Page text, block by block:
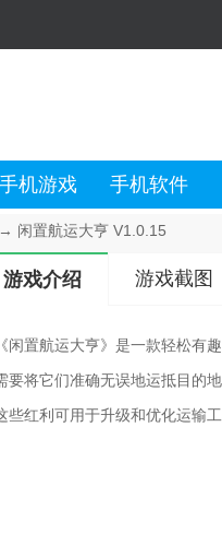
手机游戏 手机软件
→ 闲置航运大亨 V1.0.15
游戏介绍 游戏截图
《闲置航运大亨》是一款轻松有
要将它们准确无误地运抵目的
些红利可用于升级和优化运输